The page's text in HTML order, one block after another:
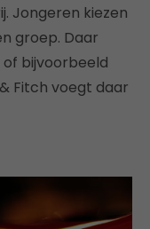
Jongeren kiezen
groep. Daar
bijvoorbeeld
Fitch voegt daar